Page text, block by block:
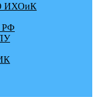
ИХОиК
РФ